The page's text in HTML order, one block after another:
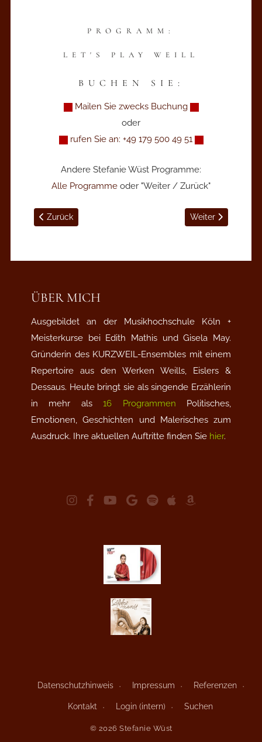
PROGRAMM:
LET'S PLAY WEILL
BUCHEN SIE:
Mailen Sie zwecks Buchung
oder
rufen Sie an: +49 179 500 49 51
Andere Stefanie Wüst Programme:
Alle Programme oder "Weiter / Zurück"
Vorheriger Beitrag: Ruhe die bewegt - Köln-Rondorf
Zurück Nächster Beitrag:
Weiter
ÜBER MICH
Ausgebildet an der Musikhochschule Köln +
Meisterkurse bei Edith Mathis und Gisela May.
Gründerin des KURZWEIL-Ensembles mit einem
Repertoire aus den Werken Weills, Eislers &
Dessaus. Heute bringt sie als singende Erzählerin
in mehr als16 Programmen Politisches,
Emotionen, Geschichten und Malerisches zum
Ausdruck. Ihre aktuellen Auftritte finden Sie hier.
Datenschutzhinweis Impressum Referenzen
Kontakt Login (intern) Suchen
© 2026 Stefanie Wüst